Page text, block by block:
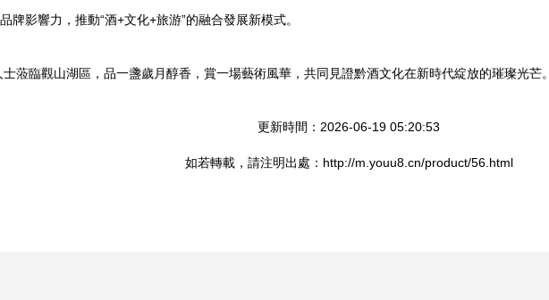
牌影響力，推動“酒+文化+旅游”的融合發展新模式。
蒞臨觀山湖區，品一盞歲月醇香，賞一場藝術風華，共同見證黔酒文化在新時代綻放的璀璨光芒
更新時間：2026-06-19 05:20:53
如若轉載，請注明出處：http://m.youu8.cn/product/56.html